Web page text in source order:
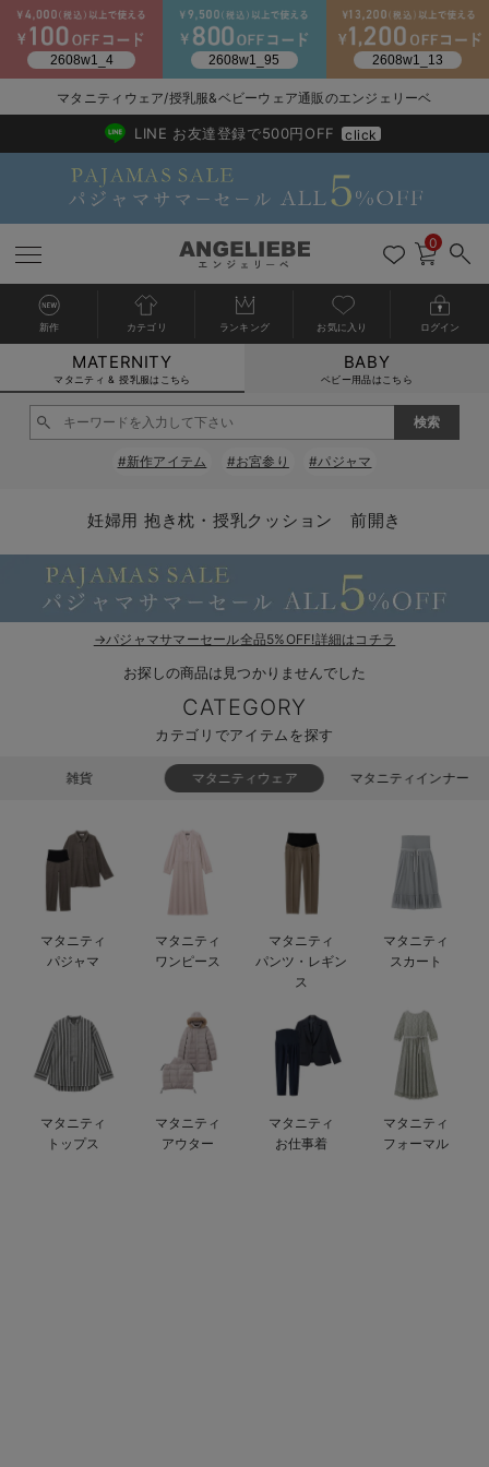
マタニティウェア全て
マタニティ ワンピース
マタニティ トップス
マタニティ アウター（コート）・ママコート
マタニティ 下着・インナー全て
授乳ブラ・マタニティブラ（マタニティインナー・産後用品）
マタニティ 授乳 キャミソール
産褥ショーツ
骨盤・マタニティベルト （妊娠中・産後）
マタニティ 腹巻き
授乳服全て
マタニティ フォーマル全て
マタニティ スーツ
マタニティ フォーマル パンツ・ボトムス
授乳用品全て
妊婦用 抱き枕・授乳クッション
マタニティレッグウェア全て
マタニティストッキング・タイツ
マタニティ ボディケア全て
アウトレット全て
【アウトレット】ワンピース
【アウトレット】パジャマ
【アウトレット】インナー
【アウトレット】ベビー
特集全て
コットン素材
ブラトップ
快適機能ウェア特集 トップス
快適機能ウェア特集 ボトムス
快適機能ウェア特集 パジャマ
安心の日本製。先輩ママが買ってよかった！本当に必要な出産準備品
ハレの日に着るANGELIEBEのセレモニー
買って正解！高評価レビューアイテム
再入荷全て
再入荷｜インナー
戻る
送料無料アイテム全て
ワンピース
スカート
パジャマ
インナー
ベビー
戻る
ブラキャミ おまとめ
MAX55%OFF ブラックフ
戻る
【37周年祭セール】
【37周年祭セール】
戻る
気温差別オススメア
【15℃】3月下旬～
戻る
動きやすく着回しで
戻る
強撚スムース(コスパ
戻る
マタニティウェア
【おまとめ割】パジ
戻る
こだわりの履き心地
カジュアル
オフィス
戻る
ジャケット派
きれいめ美脚パンツ派
ツィード派
王道シンプル派
戻る
出産準備応援割全て
マタニティパジャマ
戻る
【オフィスカジュア
戻る
レギンスタイプ
戻る
【フォーマル】ワン
戻る
【ベビー】長袖
戻る
ハンカチ
短肌着
セット
戻る
快適ウェア10%OFF
快適ウェア10%OFF
戻る
春のマタニティワン
セットアップ・ レイ
ジャンパースカート/
ワーク・オフィス
カジュアル
あったかアイテム｜
戻る
Gift Selection 出産
〜3,000円（税込）
10,001円（税込）〜
女の子におススメの
男の子におススメの
もらって嬉しいギフト
何枚あっても嬉しい
長く使えるアイテム
お部屋映えアイテム
戻る
冬の冷え対策インナ
薄くてあったか
保温&リカバリー
レギンス・タイツ
カップ付きインナー
裏起毛素材
戻る
入院準備の持ち物チ
入院してすぐ使うグ
戻る
冬のあったか特集全て
【冬のあったか特集
【冬のあったか特集
マタニティウェア/授乳服&ベビーウェア通販のエンジェリーベ
2026/NewArrival
送料495円(一部地域を除く) 7,700円以上で送料無料
LINE お友達登録で500円OFF click
0
新作 カテゴリ ランキング お気に入り ログイン
MATERNITY
マタニティ & 授乳服はこちら
BABY
ベビー用品はこちら
#新作アイテム #お宮参り #パジャマ
妊婦用 抱き枕・授乳クッション 前開き
→パジャマサマーセール全品5%OFF!詳細はコチラ
お探しの商品は見つかりませんでした
CATEGORY
カテゴリでアイテムを探す
雑貨 マタニティウェア マタニティインナー
マタニティ
パジャマ
マタニティ
ワンピース
マタニティ
パンツ・レギン
ス
マタニティ
スカート
マタニティ
トップス
マタニティ
アウター
マタニティ
お仕事着
マタニティ
フォーマル
カートに入れる
閉じる